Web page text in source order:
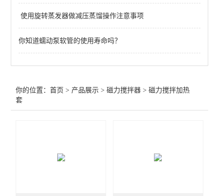
多工位加热板磁力搅拌器
查看全部 >>
使用旋转蒸发器做减压蒸馏操作注意事项
你知道蠕动泵软管的使用寿命吗？
你的位置：首页 > 产品展示 >磁力搅拌器 >磁力搅拌加热
套